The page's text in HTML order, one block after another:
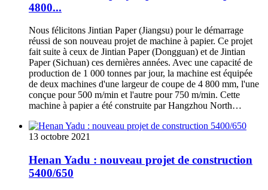
4800...
Nous félicitons Jintian Paper (Jiangsu) pour le démarrage
réussi de son nouveau projet de machine à papier. Ce projet
fait suite à ceux de Jintian Paper (Dongguan) et de Jintian
Paper (Sichuan) ces dernières années. Avec une capacité de
production de 1 000 tonnes par jour, la machine est équipée
de deux machines d'une largeur de coupe de 4 800 mm, l'une
conçue pour 500 m/min et l'autre pour 750 m/min. Cette
machine à papier a été construite par Hangzhou North…
13 octobre 2021
Henan Yadu : nouveau projet de construction
5400/650